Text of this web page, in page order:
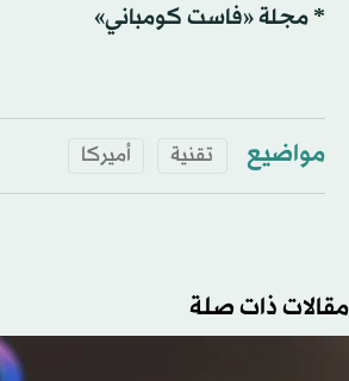
* مجلة «فاست كومباني»
مواضيع تقنية أميركا
مقالات ذات صلة